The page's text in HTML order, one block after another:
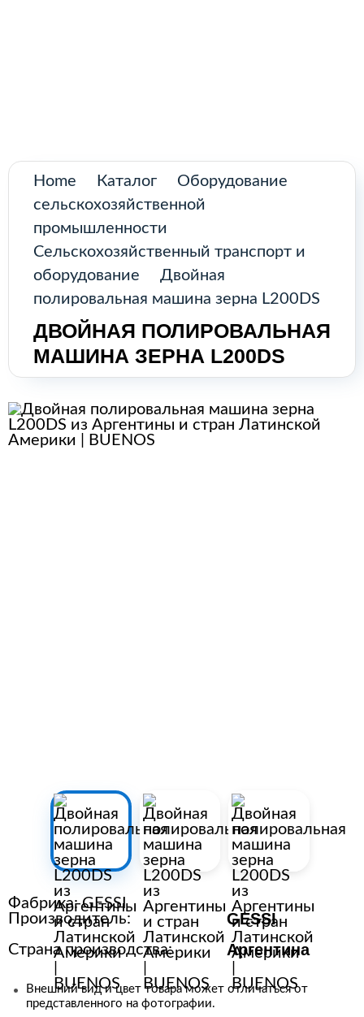
О нас
Контакты
Возобновляемые источники
энергии
промышленности
Оборудование для ремонта и
+7 (495) 105-90-88
123+7 (495) 105-90-88
info@buenos.ru
Home Каталог
Оборудование
сельскохозяйственной
промышленности
Сельскохозяйственный транспорт и
оборудование
Двойная
полировальная машина зерна L200DS
ДВОЙНАЯ ПОЛИРОВАЛЬНАЯ
МАШИНА ЗЕРНА L200DS
Фабрика:GESSI
Производитель:
GESSI
Страна производства: Аргентина
Внешний вид и цвет товара может отличаться от
представленного на фотографии.